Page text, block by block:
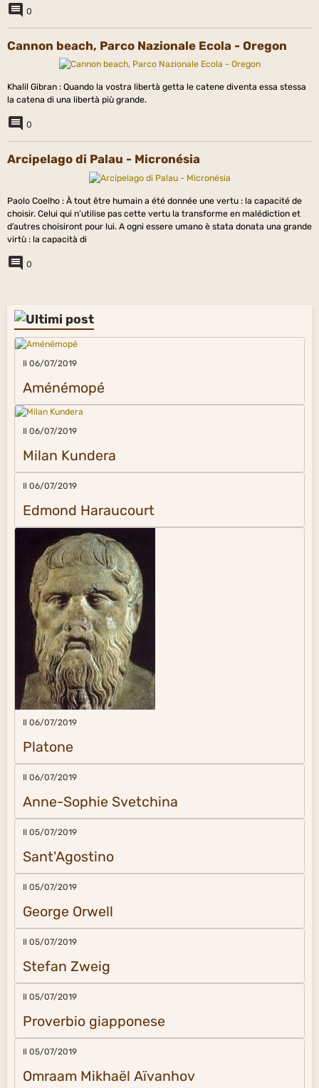
0
Cannon beach, Parco Nazionale Ecola - Oregon
Khalil Gibran : Quando la vostra libertà getta le catene diventa essa stessa
la catena di una libertà più grande.
0
Arcipelago di Palau - Micronésia
Paolo Coelho : À tout être humain a été donnée une vertu : la capacité de
choisir. Celui qui n’utilise pas cette vertu la transforme en malédiction et
d’autres choisiront pour lui. A ogni essere umano è stata donata una grande
virtù : la capacità di
0
Il 06/07/2019
Aménémopé
Il 06/07/2019
Milan Kundera
Il 06/07/2019
Edmond Haraucourt
Il 06/07/2019
Platone
Il 06/07/2019
Anne-Sophie Svetchina
Il 05/07/2019
Sant'Agostino
Il 05/07/2019
George Orwell
Il 05/07/2019
Stefan Zweig
Il 05/07/2019
Proverbio giapponese
Il 05/07/2019
Omraam Mikhaël Aïvanhov